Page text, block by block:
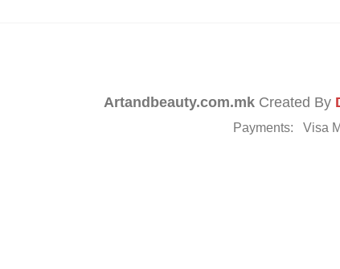
Artandbeauty.com.mk Created By
Payments: Visa